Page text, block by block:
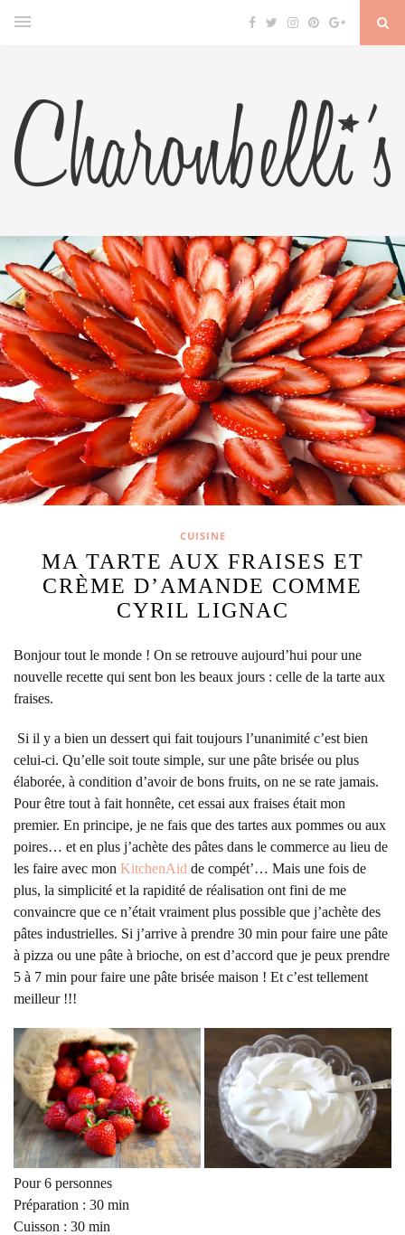
CUISINE
MA TARTE AUX FRAISES ET
CRÈME D’AMANDE COMME
CYRIL LIGNAC
Bonjour tout le monde ! On se retrouve aujourd’hui pour une
nouvelle recette qui sent bon les beaux jours : celle de la tarte aux
fraises.
Si il y a bien un dessert qui fait toujours l’unanimité c’est bien
celui-ci. Qu’elle soit toute simple, sur une pâte brisée ou plus
élaborée, à condition d’avoir de bons fruits, on ne se rate jamais.
Pour être tout à fait honnête, cet essai aux fraises était mon
premier. En principe, je ne fais que des tartes aux pommes ou aux
poires… et en plus j’achète des pâtes dans le commerce au lieu de
les faire avec mon KitchenAid de compét’… Mais une fois de
plus, la simplicité et la rapidité de réalisation ont fini de me
convaincre que ce n’était vraiment plus possible que j’achète des
pâtes industrielles. Si j’arrive à prendre 30 min pour faire une pâte
à pizza ou une pâte à brioche, on est d’accord que je peux prendre
5 à 7 min pour faire une pâte brisée maison ! Et c’est tellement
meilleur !!!
Pour 6 personnes
Préparation : 30 min
Cuisson : 30 min